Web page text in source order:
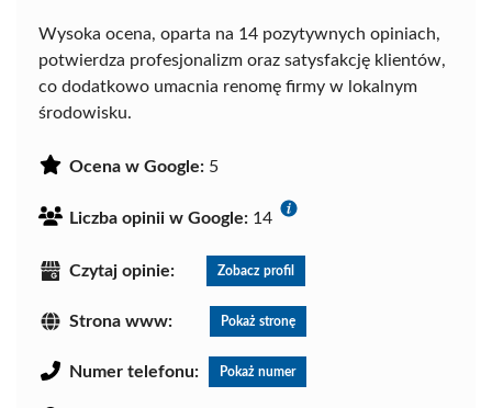
Wysoka ocena, oparta na 14 pozytywnych opiniach,
potwierdza profesjonalizm oraz satysfakcję klientów,
co dodatkowo umacnia renomę firmy w lokalnym
środowisku.
Ocena w Google: 5
Liczba opinii w Google: 14
Czytaj opinie: Zobacz profil
Strona www: Pokaż stronę
Numer telefonu: Pokaż numer